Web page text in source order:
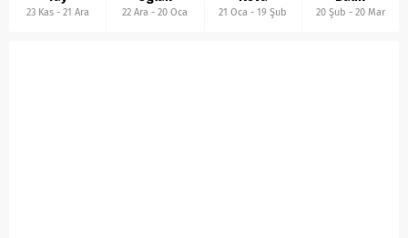
23 Kas- 21 Ara 22 Ara -20 Oca 21 Oca -19 Şub 20 Şub - 20 Mar